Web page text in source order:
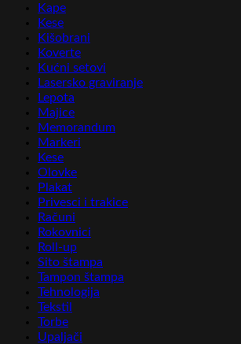
Kape
Kese
Kišobrani
Koverte
Kućni setovi
Lasersko graviranje
Lepota
Majice
Memorandum
Markeri
Kese
Olovke
Plakat
Privesci i trakice
Računi
Rokovnici
Roll-up
Sito štampa
Tampon štampa
Tehnologija
Tekstil
Torbe
Upaljači